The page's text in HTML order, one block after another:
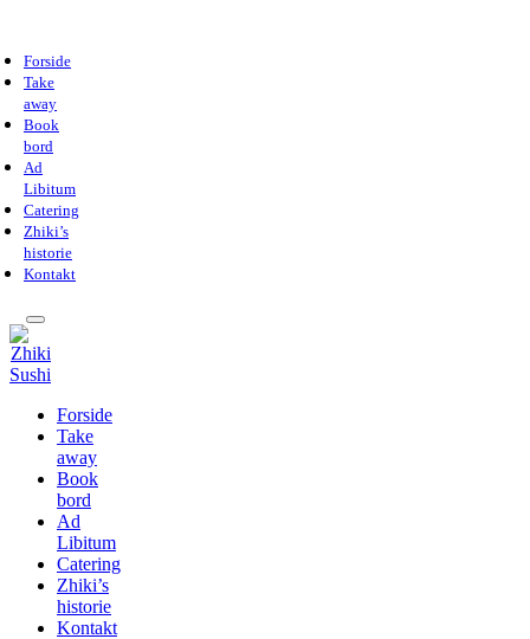
Forside
Take
away
Book
bord
Ad
Libitum
Catering
Zhiki’s
historie
Kontakt
Forside
Take
away
Book
bord
Ad
Libitum
Catering
Zhiki’s
historie
Kontakt